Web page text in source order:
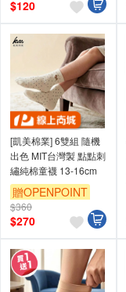
$120
[凱美棉業] 6雙組 隨機
出色 MIT台灣製 點點刺
繡純棉童襪 13-16cm
贈OPENPOINT
$360
$270